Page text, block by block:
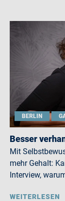
BERLIN
Besser
Mit
mehr Gehalt:
Interview,
WEITERLESEN